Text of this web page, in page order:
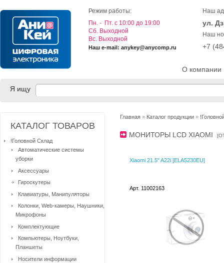
О компании
Режим работы:
Пн. - Пт. с 10:00 до 19:00
Cб. Выходной
Вс. Выходной
Наш e-mail: anykey@anycomp.ru
Наш
ул.
Наш
+7
Я ищу
Главная » Каталог продукции »
МОНИТОРЫ LCD XIAOMI [
Xiaomi 21.5" A22i [ELA5230EU]
Арт. 11002163
КАТАЛОГ ТОВАРОВ
!Головной Склад
Автоматические системы
уборки
Аксессуары
Гироскутеры
Клавиатуры, Манипуляторы
Колонки, Web-камеры, Наушники,
Микрофоны
Комплектующие
Компьютеры, Ноутбуки,
Планшеты
Носители информации